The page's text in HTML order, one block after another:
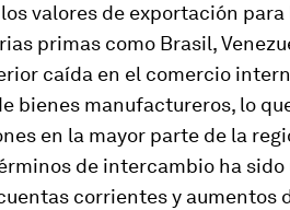
valores de exportación
primas como Brasil,
caída en el comercio
bienes manufactureros, lo
en la mayor parte de la
de intercambio ha
corrientes y aumentos